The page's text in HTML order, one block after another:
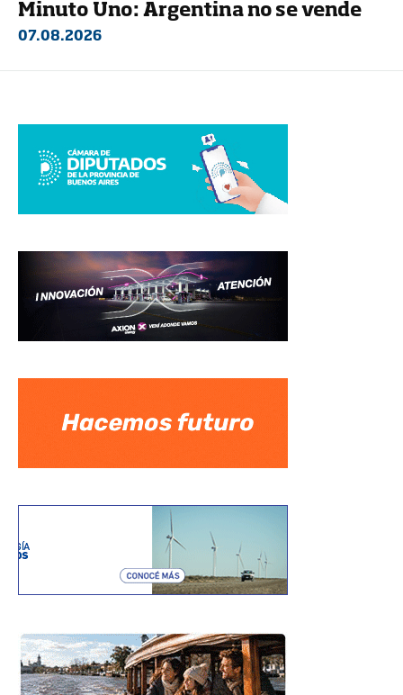
Minuto Uno: Argentina no se vende
07.08.2026